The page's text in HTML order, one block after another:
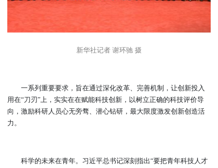
新华社记者 谢环驰 摄
一系列重要要求，旨在通过深化改革、完善机制，让创新投入
用在“刀刃”上，实实在在赋能科技创新，以树立正确的科技评价导
向，激励科研人员心无旁骛、潜心钻研，最大限度激发创新创造活
力。
科学的未来在青年。习近平总书记深刻指出“要把青年科技人才